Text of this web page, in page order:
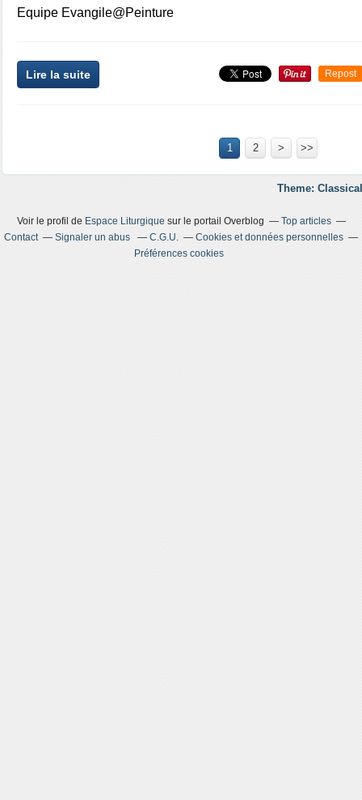
Equipe Evangile@Peinture
Lire la suite Repost
1 2 > >>
Theme:
Voir le profil de Espace Liturgique sur le portail Overblog
Top articles
Contact
Signaler un abus C.G.U.
Cookies et données personnelles
Préférences cookies